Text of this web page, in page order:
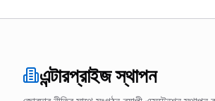
এন্টারপ্রাইজ স্থাপন